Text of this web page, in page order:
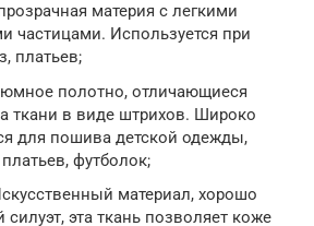
материя с легкими
частицами. Используется при
платьев;
полотно, отличающиеся
ткани в виде штрихов. Широко
для пошива детской одежды,
футболок;
материал, хорошо
эта ткань позволяет коже